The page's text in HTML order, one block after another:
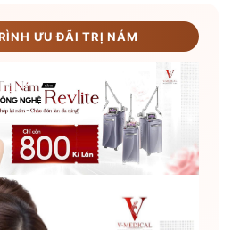
ƯU ĐÃI TRỊ NÁM